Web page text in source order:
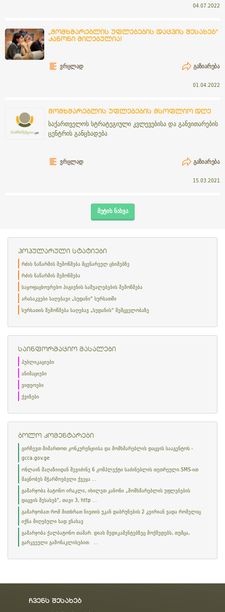
04.07.2022
„მომხმარებლის უფლებების დაცვის შესახებ“
კანონი მიღებულია!
ᲕᲠᲪᲚᲐᲓ ᲒᲐᲖᲘᲐᲠᲔᲑᲐ
01.04.2022
მომხმარებლის უფლებების მსოფლიო დღე
საქართველოს სტრატეგიული კვლევებისა და განვითარების
ცენტრის განცხადება
ᲕᲠᲪᲚᲐᲓ ᲒᲐᲖᲘᲐᲠᲔᲑᲐ
15.03.2021
ᲛᲔᲢᲘᲡ ᲜᲐᲮᲕᲐ
პოპულარული სტატიები
რძის ნაწარმის შემოწმება მცენარეულ ცხიმებზე
რძის ნაწარმის შემოწმება
საყოფაცხოვრებო ჰიგიენის საშუალებების შემოწმება
არასაკვები საღებავი „სუდანი“ სურსათში
სურსათის შემოწმება საღებავ „სუდანის“ შემცველობაზე
საინფორმაციო მასალები
პუბლიკაციები
ანიმაციები
ვიდეოები
ქვიზები
ბოლო კომენტარები
გირჩევთ მიმართოთ კონკურენციისა და მომხმარებლის დაცვის სააგენტოს -
gcca.gov.ge
ონლაინ მაღაზიიდან შევიძინე 6 კომპლექტი საძინებლის თეთრეული.SMS-ით
მაცნობეს მჭარმოებელი ქვეყა ...
გამარჯობა ბატონო ირაკლი, იხილეთ კანონი „მომხმარებლის უფლებების
დაცვის შესახებ“, თავი 3, http ...
გამარჯობათ რომ მითხრათ ნივთის უკან დაბრუნების 2 კვირიან ვადა რომელიც
იქნა მიღებული სად ვნახავ
გამარჯობა ქალბატონო თამარ. დიახ მედიკამენტებზეც მოქმედებს, თუმცა,
გარკვეული გამონაკლისებით. ...
ჩვენს შესახებ